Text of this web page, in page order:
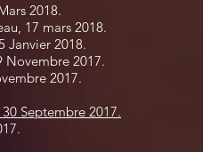
2018.
17 mars ​2018.
Janvier 2018.
Novembre 2017.
2017.
Septembre 2017.